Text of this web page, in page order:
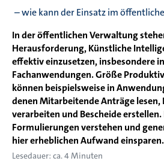
– wie kann der Einsatz im
In der öffentlichen Verwaltung
Herausforderung, Künstliche
effektiv einzusetzen, insbesondere
Fachanwendungen. Größe
können beispielsweise in
denen Mitarbeitende Anträge
verarbeiten und Bescheide
Formulierungen verstehen und
hier erheblichen Aufwand einsparen.
Lesedauer: ca. 4 Minuten